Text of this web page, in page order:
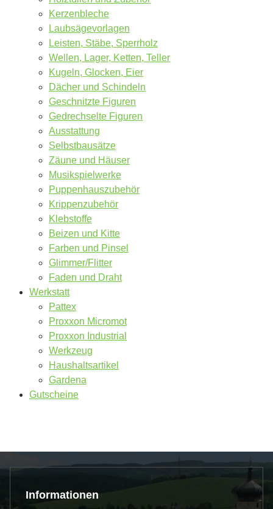
Kerzenbleche
Laubsägevorlagen
Leisten, Stäbe, Sperrholz
Wellen, Lager, Ketten, Teller
Kugeln, Glocken, Eier
Dächer und Schindeln
Geschnitzte Figuren
Gedrechselte Figuren
Ausstattung
Selbstbausätze
Zäune und Häuser
Musikspielwerke
Puppenhauszubehör
Krippenzubehör
Klebstoffe
Beizen und Kitte
Farben und Pinsel
Glimmer/Flitter
Faden und Draht
Werkstatt
Pattex
Proxxon Micromot
Proxxon Industrial
Werkzeug
Haushaltsartikel
Gardena
Gutscheine
Informationen